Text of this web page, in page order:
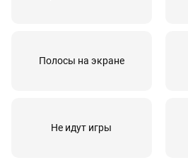
Полосы на экране
Не идут игры